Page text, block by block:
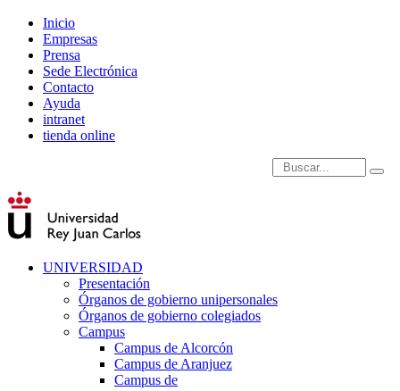
Inicio
Empresas
Prensa
Sede Electrónica
Contacto
Ayuda
intranet
tienda online
Introduce términos de
UNIVERSIDAD
Presentación
Órganos de gobierno unipersonales
Órganos de gobierno colegiados
Campus
Campus de Alcorcón
Campus de Aranjuez
Campus de